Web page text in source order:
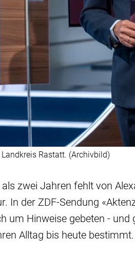
Rastatt. (Archivbild)
zwei Jahren fehlt von
In der ZDF-Sendung
um Hinweise gebeten - und
Alltag bis heute bestimmt.